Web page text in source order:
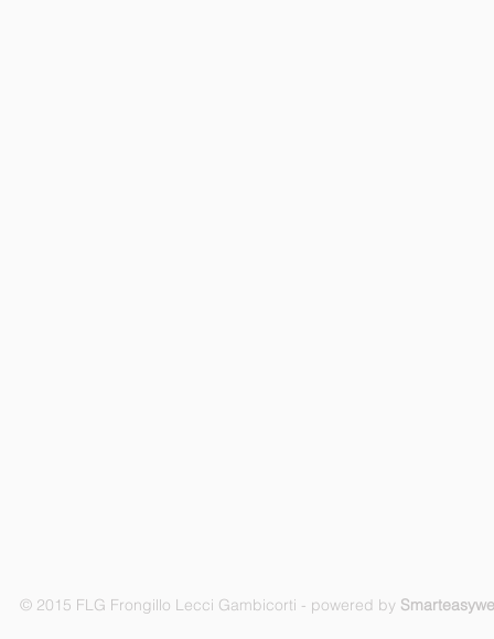
© 2015 FLG Frongillo Lecci Gambicorti - powered by